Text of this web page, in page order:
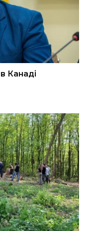
Канаді